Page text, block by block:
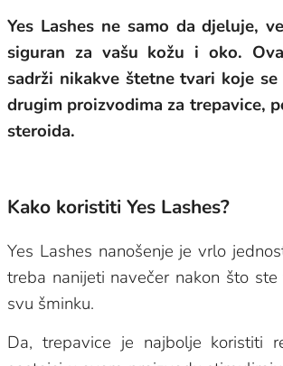
Yes Lashes ne samo da djeluje,
siguran za vašu kožu i oko.
sadrži nikakve štetne tvari koje se
drugim proizvodima za trepavice,
steroida.
Kako koristiti Yes Lashes?
Yes Lashes nanošenje je vrlo
treba nanijeti navečer nakon što
svu šminku.
Da, trepavice je najbolje koristiti